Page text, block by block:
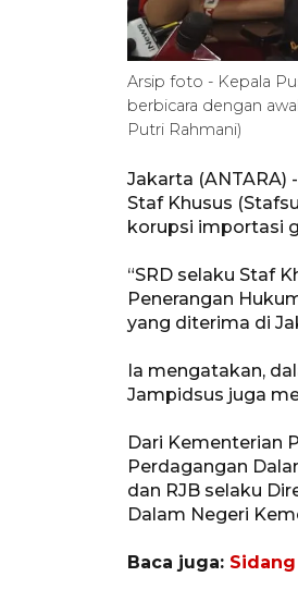
Arsip foto - Kepala
berbicara dengan
Putri Rahmani)
Jakarta (ANTARA)
Staf Khusus
korupsi importasi
“SRD selaku Staf
Penerangan
yang diterima di
Ia mengatakan,
Jampidsus juga
Dari Kementerian
Perdagangan
dan RJB selaku
Dalam Negeri
Baca juga: